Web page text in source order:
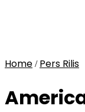
Home / Pers Rilis